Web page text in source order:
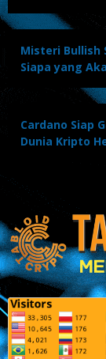
Misteri Bullish
Siapa yang
Cardano Siap
Dunia Kripto